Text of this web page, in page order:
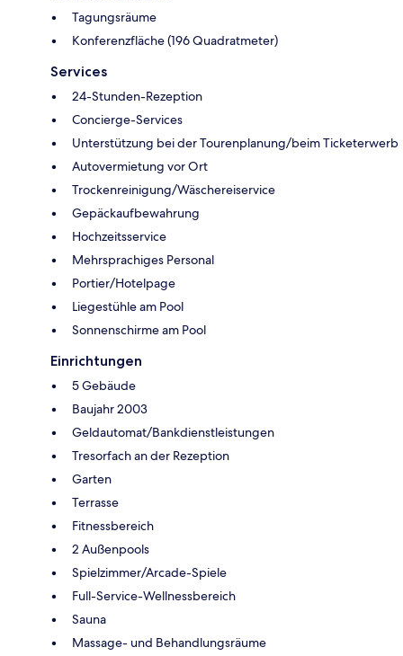
Tagungsräume
Konferenzfläche (196 Quadratmeter)
Services
24-Stunden-Rezeption
Concierge-Services
Unterstützung bei der Tourenplanung/beim Ticketerwerb
Autovermietung vor Ort
Trockenreinigung/Wäschereiservice
Gepäckaufbewahrung
Hochzeitsservice
Mehrsprachiges Personal
Portier/Hotelpage
Liegestühle am Pool
Sonnenschirme am Pool
Einrichtungen
5 Gebäude
Baujahr 2003
Geldautomat/Bankdienstleistungen
Tresorfach an der Rezeption
Garten
Terrasse
Fitnessbereich
2 Außenpools
Spielzimmer/Arcade-Spiele
Full-Service-Wellnessbereich
Sauna
Massage- und Behandlungsräume